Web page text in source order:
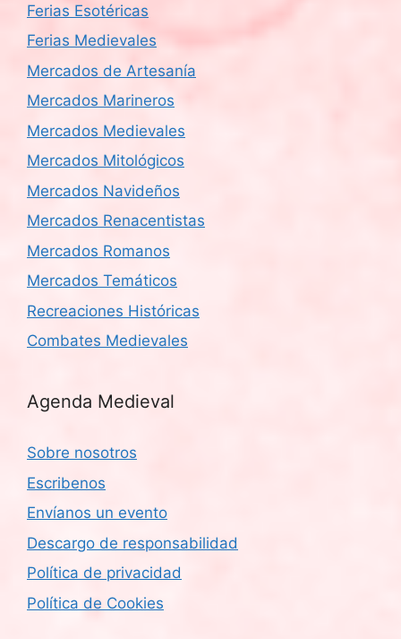
Ferias Esotéricas
Ferias Medievales
Mercados de Artesanía
Mercados Marineros
Mercados Medievales
Mercados Mitológicos
Mercados Navideños
Mercados Renacentistas
Mercados Romanos
Mercados Temáticos
Recreaciones Históricas
Combates Medievales
Agenda Medieval
Sobre nosotros
Escribenos
Envíanos un evento
Descargo de responsabilidad
Política de privacidad
Política de Cookies